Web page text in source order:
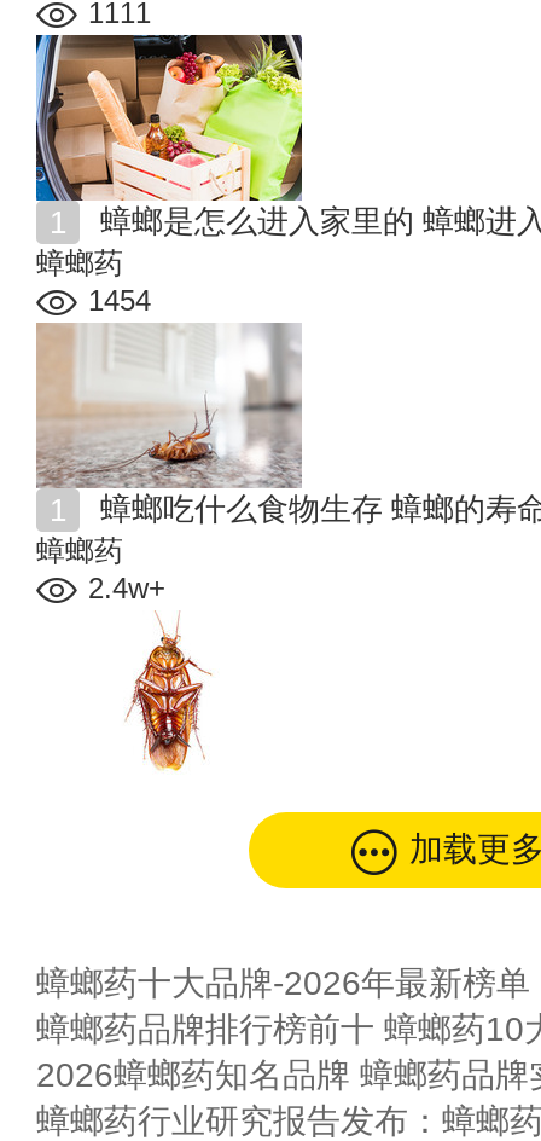
1111
蟑螂是怎么进入家里的 蟑螂进
蟑螂药
1454
蟑螂吃什么食物生存 蟑螂的寿
蟑螂药
2.4w+
加载更
蟑螂药十大品牌-2026年最新榜单
蟑螂药品牌排行榜前十 蟑螂药10
2026蟑螂药知名品牌 蟑螂药品牌
蟑螂药行业研究报告发布：蟑螂